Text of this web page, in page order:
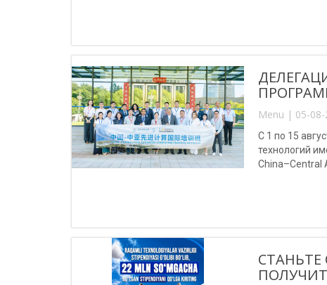
Menu | 05-
С 1 по 15
технологий
China–Central